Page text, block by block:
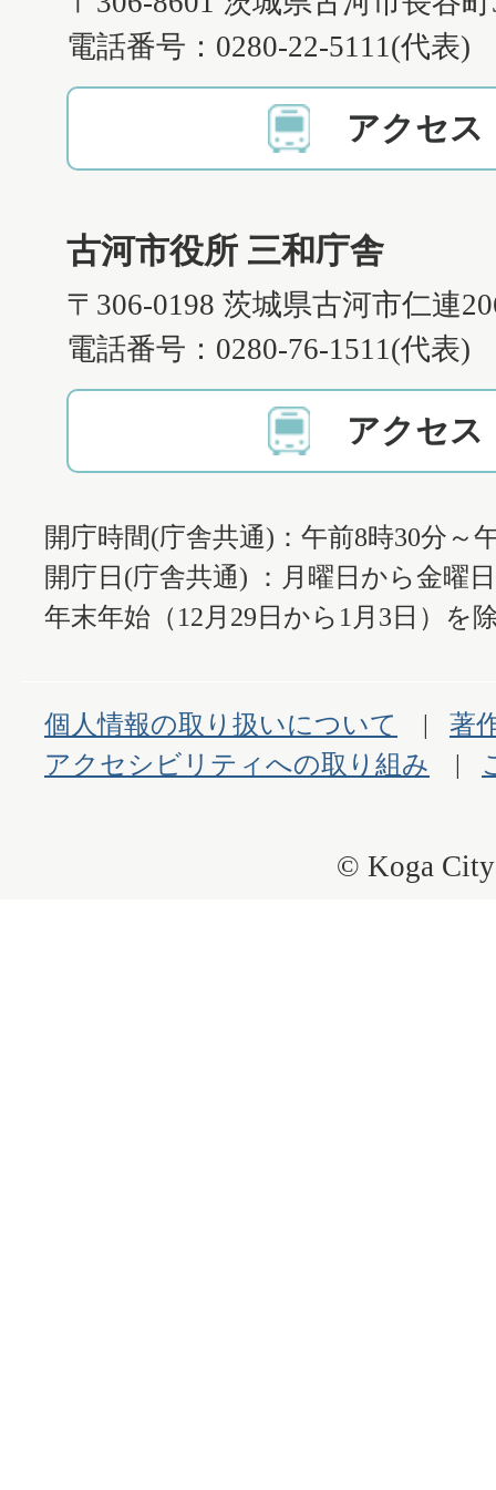
電話番号：0280-22-5111(代表)
アクセス
古河市役所 三和庁舎
〒306-0198 茨城県古河市仁連
電話番号：0280-76-1511(代表)
アクセス
開庁時間(庁舎共通)：午前8時30分～
開庁日(庁舎共通) ：月曜日から金曜
年末年始（12月29日から1月3日）を
個人情報の取り扱いについて
著
アクセシビリティへの取り組み
© Koga City